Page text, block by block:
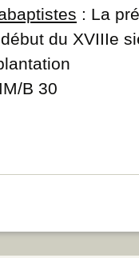
: La
du XVIIIe
B 30